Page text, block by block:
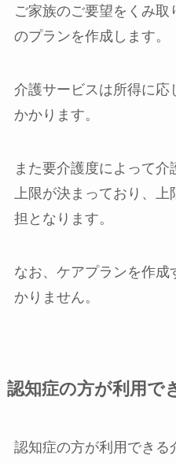
ご家族のご要望をくみ取
のプランを作成します。
介護サービスは所得に応
かかります。
また要介護度によって
上限が決まっており、
担となります。
なお、ケアプランを作
かりません。
認知症の方が利用で
認知症の方が利用できる